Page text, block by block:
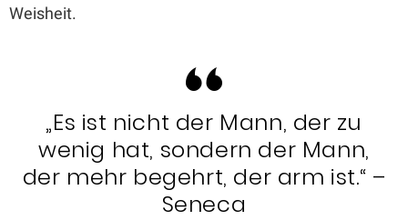
Weisheit.
„Es ist nicht der Mann, der zu
wenig hat, sondern der Mann,
der mehr begehrt, der arm ist.“ –
Seneca